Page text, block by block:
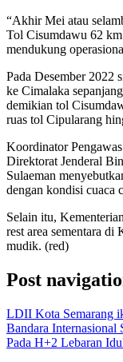
“Akhir Mei atau
Tol Cisumdawu 62
mendukung
Pada Desember 2022
ke Cimalaka
demikian tol
ruas tol Cipularang
Koordinator
Direktorat Jenderal
Sulaeman
dengan kondisi cuaca
Selain itu,
rest area sementara
mudik. (red)
Post
LDII Kota Semarang
Bandara
Pada H+2 Lebaran